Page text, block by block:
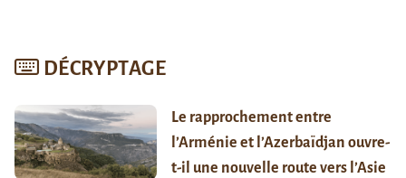
DÉCRYPTAGE
Le rapprochement entre
l’Arménie et l’Azerbaïdjan ouvre-
t-il une nouvelle route vers l’Asie